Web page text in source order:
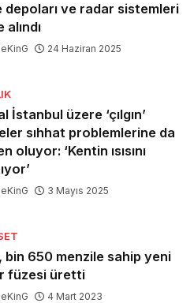
depoları ve radar sistemleri
alındı
24 Haziran 2025
İstanbul üzere ‘çılgın’
sıhhat problemlerine da
oluyor: ‘Kentin ısısını
3 Mayıs 2025
bin 650 menzile sahip yeni
füzesi üretti
4 Mart 2023